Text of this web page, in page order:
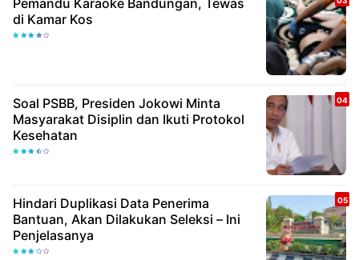
Pemandu Karaoke Bandungan, Tewas
di Kamar Kos
Soal PSBB, Presiden Jokowi Minta
Masyarakat Disiplin dan Ikuti Protokol
Kesehatan
Hindari Duplikasi Data Penerima
Bantuan, Akan Dilakukan Seleksi – Ini
Penjelasanya